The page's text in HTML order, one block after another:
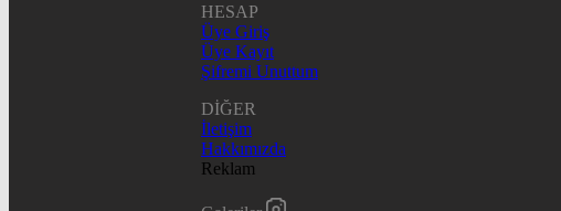
HESAP
Üye Giriş
Üye Kayıt
Şifremi Unuttum
DİĞER
İletişim
Hakkımızda
Reklam